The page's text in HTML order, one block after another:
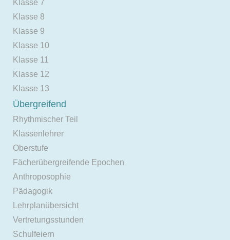
Klasse 7
Klasse 8
Klasse 9
Klasse 10
Klasse 11
Klasse 12
Klasse 13
Übergreifend
Rhythmischer Teil
Klassenlehrer
Oberstufe
Fächerübergreifende Epochen
Anthroposophie
Pädagogik
Lehrplanübersicht
Vertretungsstunden
Schulfeiern